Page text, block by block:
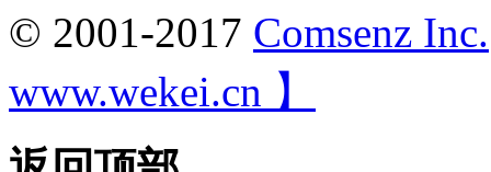
© 2001-2017 Comsenz Inc.
www.wekei.cn 】